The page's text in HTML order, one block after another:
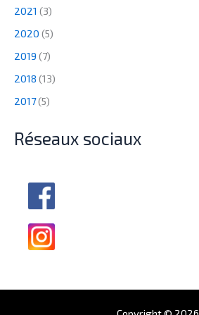
2021 (3)
2020 (5)
2019 (7)
2018 (13)
2017(5)
Réseaux sociaux